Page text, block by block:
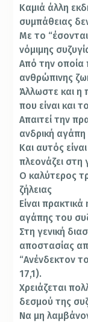
Καμιά άλλη
συμπάθειας
Με το
νόμιμης
Από την οποία
ανθρώπινης
Άλλωστε και η
που είναι και
Απαιτεί την
ανδρική αγάπη
Και αυτός
πλεονάζει στη
Ο καλύτερος
ζήλειας
Είναι
αγάπης του
Στη γενική
αποστασίας
“Ανένδεκτον
17,1).
Χρειάζεται
δεσμού της
Να μη